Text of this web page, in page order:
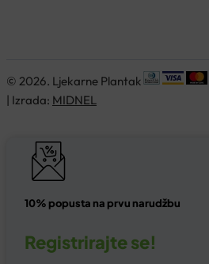
© 2026. Ljekarne Plantak
| Izrada: MIDNEL
10% popusta na prvu narudžbu
Registrirajte se!